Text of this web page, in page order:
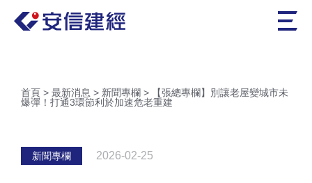
首頁 > 最新消息 > 新聞專欄 >
【張總專欄】別讓老屋變城市未
爆彈！打通3環節利於加速危老重建
新聞專欄 2026-02-25